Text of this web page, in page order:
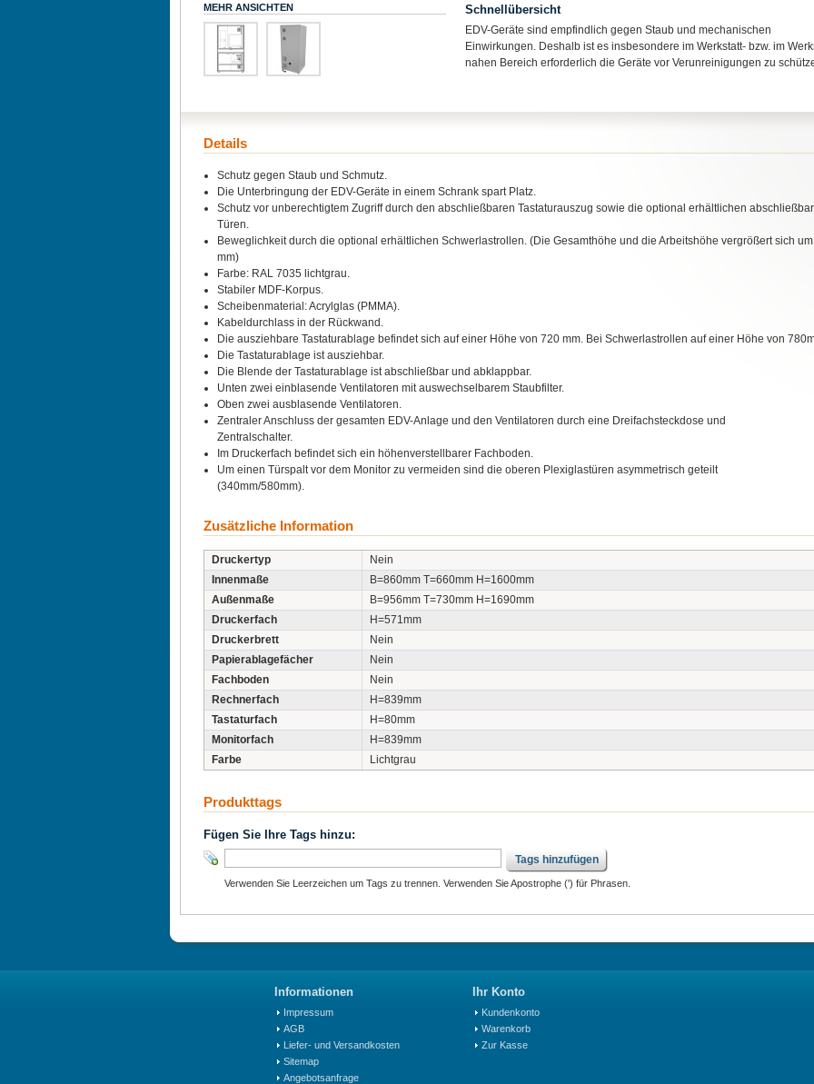
Schnellübersicht
EDV-Geräte sind empfindlich gegen Staub und mechanischen
Einwirkungen. Deshalb ist es insbesondere im Werkstatt- bzw. im
nahen Bereich erforderlich die Geräte vor Verunreinigungen zu
MEHR ANSICHTEN
Details
Schutz gegen Staub und Schmutz.
Die Unterbringung der EDV-Geräte in einem Schrank spart Platz.
Schutz vor unberechtigtem Zugriff durch den abschließbaren Tastaturauszug sowie die optional erhältlichen
Türen.
Beweglichkeit durch die optional erhältlichen Schwerlastrollen. (Die Gesamthöhe und die Arbeitshöhe vergrößert sich
mm)
Farbe: RAL 7035 lichtgrau.
Stabiler MDF-Korpus.
Scheibenmaterial: Acrylglas (PMMA).
Kabeldurchlass in der Rückwand.
Die ausziehbare Tastaturablage befindet sich auf einer Höhe von 720 mm. Bei Schwerlastrollen auf einer Höhe von
Die Tastaturablage ist ausziehbar.
Die Blende der Tastaturablage ist abschließbar und abklappbar.
Unten zwei einblasende Ventilatoren mit auswechselbarem Staubfilter.
Oben zwei ausblasende Ventilatoren.
Zentraler Anschluss der gesamten EDV-Anlage und den Ventilatoren durch eine Dreifachsteckdose und
Zentralschalter.
Im Druckerfach befindet sich ein höhenverstellbarer Fachboden.
Um einen Türspalt vor dem Monitor zu vermeiden sind die oberen Plexiglastüren asymmetrisch geteilt
(340mm/580mm).
Zusätzliche Information
Druckertyp
Nein
Innenmaße
B=860mm T=660mm H=1600mm
Außenmaße
B=956mm T=730mm H=1690mm
Druckerfach
H=571mm
Druckerbrett
Nein
Papierablagefächer
Nein
Fachboden
Nein
Rechnerfach
H=839mm
Tastaturfach
H=80mm
Monitorfach
H=839mm
Farbe
Lichtgrau
Produkttags
Fügen Sie Ihre Tags hinzu:
Tags hinzufügen
Verwenden Sie Leerzeichen um Tags zu trennen. Verwenden Sie Apostrophe (') für Phrasen.
Informationen
Impressum
AGB
Liefer- und Versandkosten
Sitemap
Angebotsanfrage
Ihr Konto
Kundenkonto
Warenkorb
Zur Kasse